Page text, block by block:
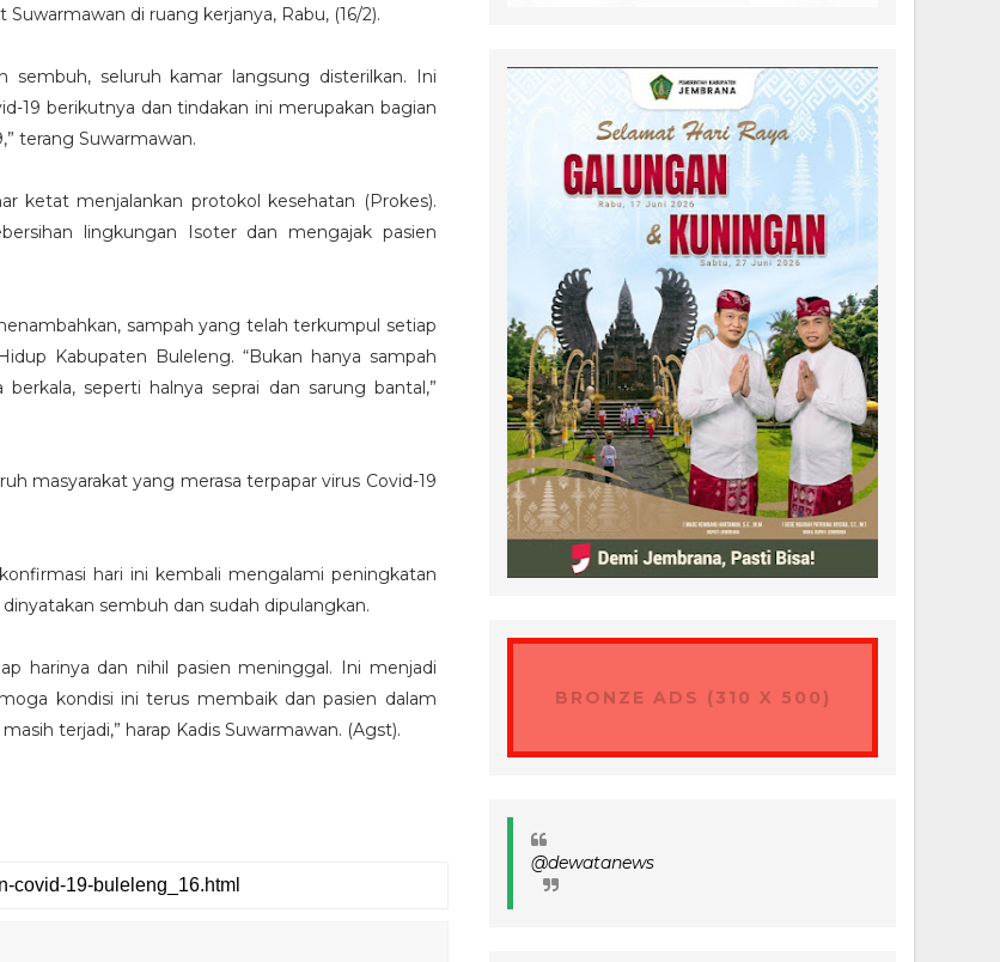
di ruang kerjanya, Rabu, (16/2).
sembuh, seluruh kamar langsung disterilkan. Ini
19 berikutnya dan tindakan ini merupakan bagian
terang Suwarmawan.
ketat menjalankan protokol kesehatan (Prokes).
lingkungan Isoter dan mengajak pasien
sampah yang telah terkumpul setiap
Kabupaten Buleleng. “Bukan hanya sampah
seperti halnya seprai dan sarung bantal,”
masyarakat yang merasa terpapar virus Covid-19
hari ini kembali mengalami peningkatan
sembuh dan sudah dipulangkan.
harinya dan nihil pasien meninggal. Ini menjadi
kondisi ini terus membaik dan pasien dalam
terjadi,” harap Kadis Suwarmawan. (Agst).
BRONZE ADS (310 X 500)
@dewatanews